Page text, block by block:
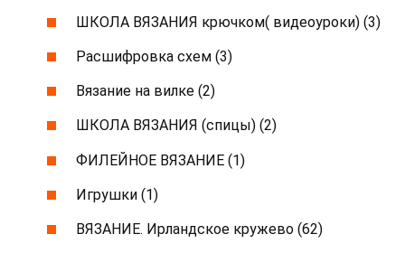
ШКОЛА ВЯЗАНИЯ крючком( видеоуроки) (3)
Расшифровка схем (3)
Вязание на вилке (2)
ШКОЛА ВЯЗАНИЯ (спицы) (2)
ФИЛЕЙНОЕ ВЯЗАНИЕ (1)
Игрушки (1)
ВЯЗАНИЕ. Ирландское кружево (62)